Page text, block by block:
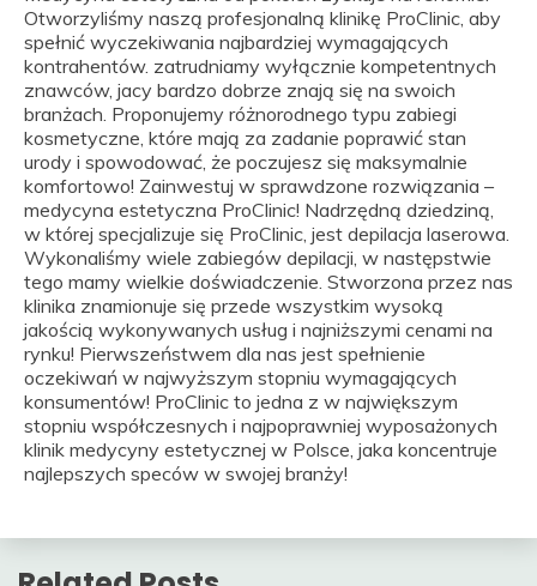
Otworzyliśmy naszą profesjonalną klinikę ProClinic, aby
spełnić wyczekiwania najbardziej wymagających
kontrahentów. zatrudniamy wyłącznie kompetentnych
znawców, jacy bardzo dobrze znają się na swoich
branżach. Proponujemy różnorodnego typu zabiegi
kosmetyczne, które mają za zadanie poprawić stan
urody i spowodować, że poczujesz się maksymalnie
komfortowo! Zainwestuj w sprawdzone rozwiązania –
medycyna estetyczna ProClinic! Nadrzędną dziedziną,
w której specjalizuje się ProClinic, jest depilacja laserowa.
Wykonaliśmy wiele zabiegów depilacji, w następstwie
tego mamy wielkie doświadczenie. Stworzona przez nas
klinika znamionuje się przede wszystkim wysoką
jakością wykonywanych usług i najniższymi cenami na
rynku! Pierwszeństwem dla nas jest spełnienie
oczekiwań w najwyższym stopniu wymagających
konsumentów! ProClinic to jedna z w największym
stopniu współczesnych i najpoprawniej wyposażonych
klinik medycyny estetycznej w Polsce, jaka koncentruje
najlepszych speców w swojej branży!